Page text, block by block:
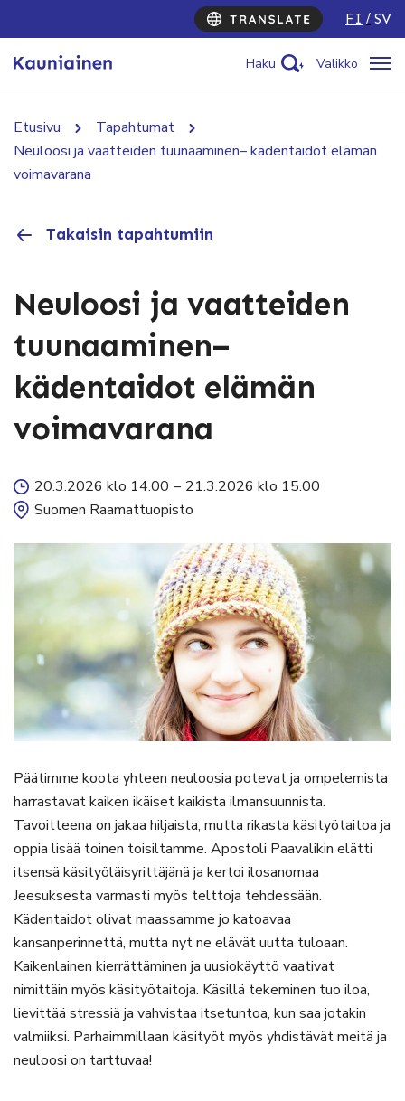
FI SV
Haku Valikko
Etusivu
Tapahtumat
Neuloosi ja vaatteiden tuunaaminen– kädentaidot elämän
voimavarana
Takaisin tapahtumiin
Neuloosi ja vaatteiden
tuunaaminen–
kädentaidot elämän
voimavarana
20.3.2026 klo 14.00 – 21.3.2026 klo 15.00
Suomen Raamattuopisto
Päätimme koota yhteen neuloosia potevat ja ompelemista
harrastavat kaiken ikäiset kaikista ilmansuunnista.
Tavoitteena on jakaa hiljaista, mutta rikasta käsityötaitoa ja
oppia lisää toinen toisiltamme. Apostoli Paavalikin elätti
itsensä käsityöläisyrittäjänä ja kertoi ilosanomaa
Jeesuksesta varmasti myös telttoja tehdessään.
Kädentaidot olivat maassamme jo katoavaa
kansanperinnettä, mutta nyt ne elävät uutta tuloaan.
Kaikenlainen kierrättäminen ja uusiokäyttö vaativat
nimittäin myös käsityötaitoja. Käsillä tekeminen tuo iloa,
lievittää stressiä ja vahvistaa itsetuntoa, kun saa jotakin
valmiiksi. Parhaimmillaan käsityöt myös yhdistävät meitä ja
neuloosi on tarttuvaa!